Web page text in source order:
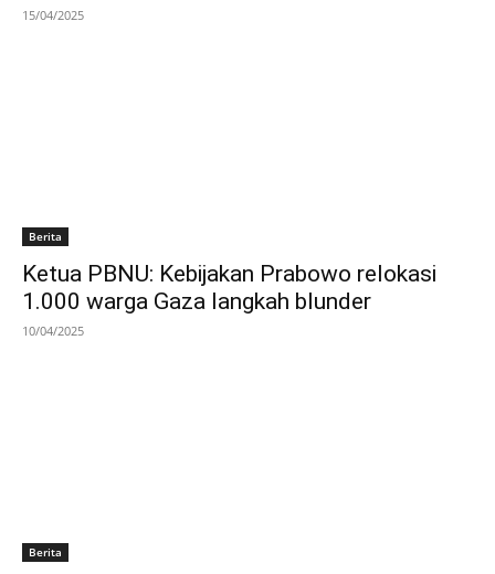
15/04/2025
Berita
Ketua PBNU: Kebijakan Prabowo relokasi
1.000 warga Gaza langkah blunder
10/04/2025
Berita